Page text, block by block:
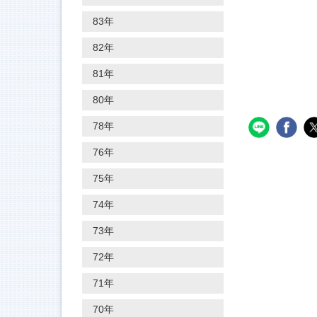
83年
82年
81年
80年
78年
76年
75年
74年
73年
72年
71年
70年